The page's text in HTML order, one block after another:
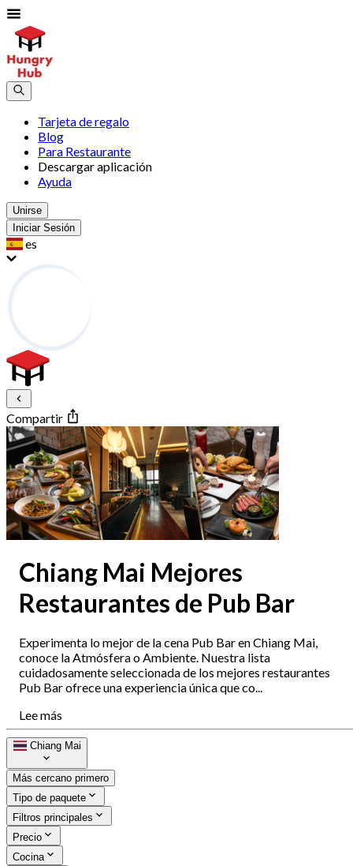
Tarjeta de regalo
Blog
Para Restaurante
Descargar aplicación
Ayuda
Unirse
Iniciar Sesión
es
Compartir
Chiang Mai Mejores
Restaurantes de Pub Bar
Experimenta lo mejor de la cena Pub Bar en Chiang Mai,
conoce la Atmósfera o Ambiente. Nuestra lista
cuidadosamente seleccionada de los mejores restaurantes
Pub Bar ofrece una experiencia única que co...
Lee más
Chiang Mai
Más cercano primero
Tipo de paquete
Filtros principales
Precio
Cocina